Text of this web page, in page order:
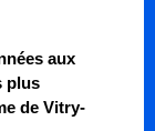
aux
plus
de Vitry-